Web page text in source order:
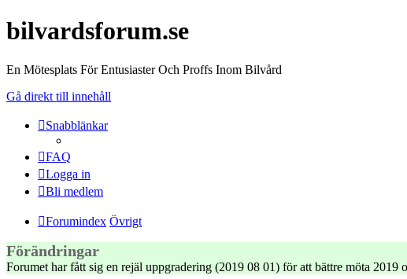
bilvardsforum.se
En Mötesplats För Entusiaster Och Proffs Inom Bilvård
Gå direkt till innehåll
Snabblänkar
FAQ
Logga in
Bli medlem
Forumindex Övrigt
Förändringar
Forumet har fått sig en rejäl uppgradering (2019 08 01) för att bättre möta